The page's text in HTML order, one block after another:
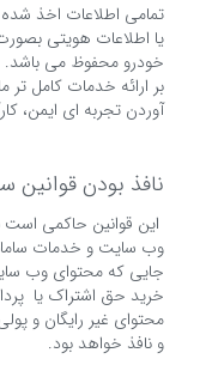
تمامی اطلاعات اخذ شده
یا اطلاعات هویتی
خودرو محفوظ می باشد.
بر ارائه خدمات کامل تر
آوردن تجربه ای ایمن،
نافذ بودن قوانین
این قوانین حاکمی است
وب سایت و خدمات
جایی که محتوای وب
خرید حق اشتراک یا
محتوای غیر رایگان و
و نافذ خواهد بود.